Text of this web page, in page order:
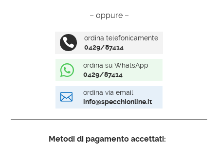
– oppure –

ordina telefonicamente
0429/87414

ordina su WhatsApp
0429/87414

ordina via email
info@specchionline.it
Metodi di pagamento accettati: